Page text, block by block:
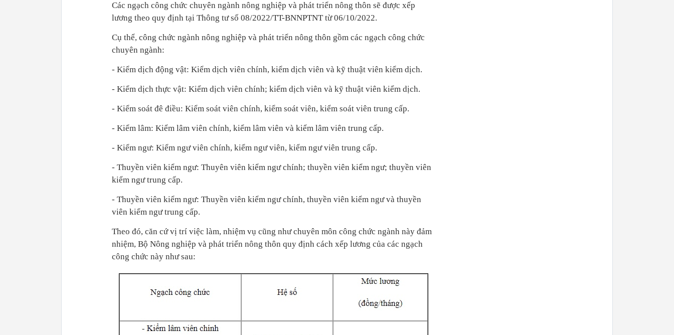
Các ngạch công chức chuyên ngành nông nghiệp và phát triển nông thôn sẽ được xếp
lương theo quy định tại Thông tư số 08/2022/TT-BNNPTNT từ 06/10/2022.
Cụ thể, công chức ngành nông nghiệp và phát triển nông thôn gồm các ngạch công chức
chuyên ngành:
- Kiểm dịch động vật: Kiểm dịch viên chính, kiểm dịch viên và kỹ thuật viên kiểm dịch.
- Kiểm dịch thực vật: Kiểm dịch viên chính; kiểm dịch viên và kỹ thuật viên kiểm dịch.
- Kiểm soát đê điều: Kiểm soát viên chính, kiểm soát viên, kiểm soát viên trung cấp.
- Kiểm lâm: Kiểm lâm viên chính, kiểm lâm viên và kiểm lâm viên trung cấp.
- Kiểm ngư: Kiểm ngư viên chính, kiểm ngư viên, kiểm ngư viên trung cấp.
- Thuyền viên kiểm ngư: Thuyên viên kiểm ngư chính; thuyền viên kiểm ngư; thuyền viên
kiểm ngư trung cấp.
- Thuyền viên kiểm ngư: Thuyền viên kiểm ngư chính, thuyền viên kiểm ngư và thuyền
viên kiểm ngư trung cấp.
Theo đó, căn cứ vị trí việc làm, nhiệm vụ cũng như chuyên môn công chức ngành này đảm
nhiệm, Bộ Nông nghiệp và phát triển nông thôn quy định cách xếp lương của các ngạch
công chức này như sau: